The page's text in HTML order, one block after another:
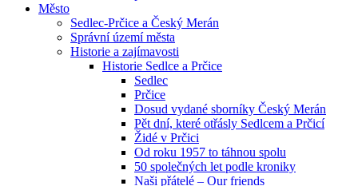
Město
Sedlec-Prčice a Český Merán
Správní území města
Historie a zajímavosti
Historie Sedlce a Prčice
Sedlec
Prčice
Dosud vydané sborníky Český Merán
Pět dní, které otřásly Sedlcem a Prčicí
Židé v Prčici
Od roku 1957 to táhnou spolu
50 společných let podle kroniky
Naši přátelé – Our friends